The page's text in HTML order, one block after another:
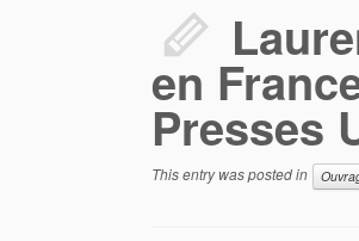
en
Presses
This entry was posted in